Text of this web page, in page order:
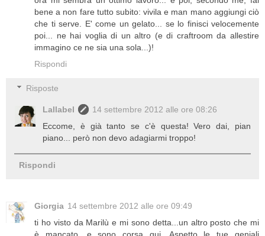
bene a non fare tutto subito: vivila e man mano aggiungi ciò
che ti serve. E' come un gelato... se lo finisci velocemente
poi... ne hai voglia di un altro (e di craftroom da allestire
immagino ce ne sia una sola...)!
Rispondi
Risposte
Lallabel
14 settembre 2012 alle ore 08:26
Eccome, è già tanto se c'è questa! Vero dai, pian
piano... però non devo adagiarmi troppo!
Rispondi
Giorgia 14 settembre 2012 alle ore 09:49
ti ho visto da Marilù e mi sono detta...un altro posto che mi